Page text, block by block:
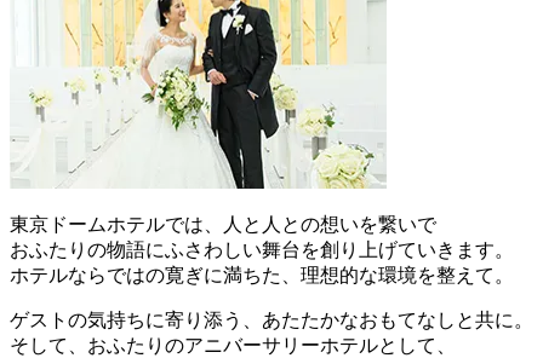
東京ドームホテルでは、人と人との想いを繋いで
おふたりの物語にふさわしい舞台を創り上げていきます。
ホテルならではの寛ぎに満ちた、理想的な環境を整えて。
ゲストの気持ちに寄り添う、あたたかなおもてなしと共に。
そして、おふたりのアニバーサリーホテルとして、